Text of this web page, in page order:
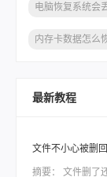
电脑恢复系统会
内存卡数据怎么
最新教程
文件不小心被删
摘要：